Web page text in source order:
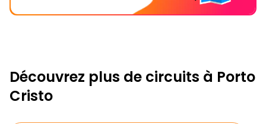
Découvrez plus de circuits à Porto
Cristo